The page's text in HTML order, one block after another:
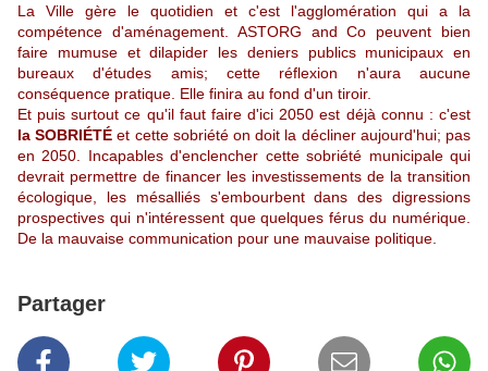
La Ville gère le quotidien et c'est l'agglomération qui a la
compétence d'aménagement. ASTORG and Co peuvent bien
faire mumuse et dilapider les deniers publics municipaux en
bureaux d'études amis; cette réflexion n'aura aucune
conséquence pratique. Elle finira au fond d'un tiroir.
Et puis surtout ce qu'il faut faire d'ici 2050 est déjà connu : c'est
la SOBRIÉTÉet cette sobriété on doit la décliner aujourd'hui; pas
en 2050. Incapables d'enclencher cette sobriété municipale qui
devrait permettre de financer les investissements de la transition
écologique, les mésalliés s'embourbent dans des digressions
prospectives qui n'intéressent que quelques férus du numérique.
De la mauvaise communication pour une mauvaise politique.
Partager